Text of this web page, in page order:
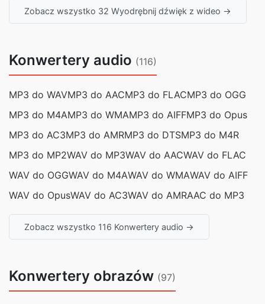
Zobacz wszystko 32 Wyodrębnij dźwięk z wideo →
Konwertery audio (116)
MP3 do WAVMP3 do AACMP3 do FLACMP3 do OGG
MP3 do M4AMP3 do WMAMP3 do AIFFMP3 do Opus
MP3 do AC3MP3 do AMRMP3 do DTSMP3 do M4R
MP3 do MP2WAV do MP3WAV do AACWAV do FLAC
WAV do OGGWAV do M4AWAV do WMAWAV do AIFF
WAV do OpusWAV do AC3WAV do AMRAAC do MP3
Zobacz wszystko 116 Konwertery audio →
Konwertery obrazów (97)